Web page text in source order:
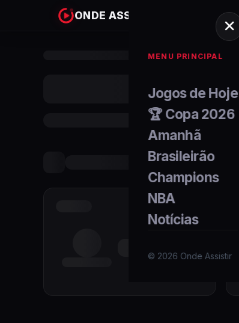
ONDE ASSISTIR
MENU PRINCIPAL
Jogos de Hoje
🏆 Copa 2026
Amanhã
Brasileirão
Champions
NBA
Notícias
© 2026 Onde Assistir